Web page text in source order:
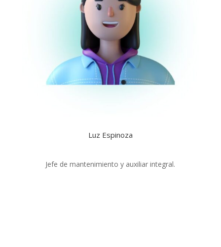
Luz Espinoza
Jefe de mantenimiento y auxiliar integral.